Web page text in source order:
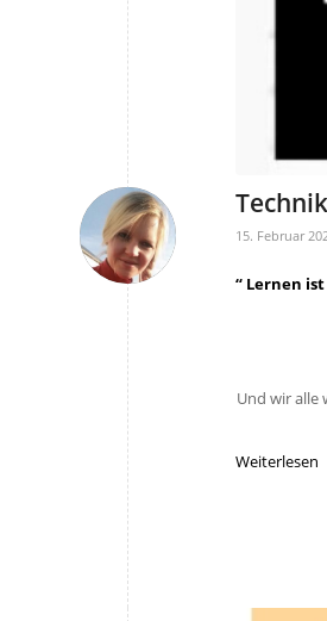
15. Februar
“ Lernen
Und wir alle
Weiterlesen